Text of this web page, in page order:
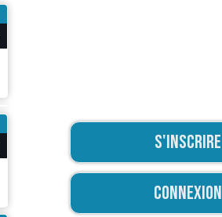
S'inscrire
Connexion